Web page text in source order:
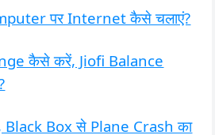
पर Internet कैसे चलाएं?
कैसे करें, Jiofi Balance
Black Box से Plane Crash का